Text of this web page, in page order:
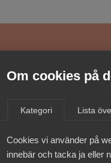
Om cookies på
Kategori Lista
Cookies vi använder på
innebär och tacka ja eller
för